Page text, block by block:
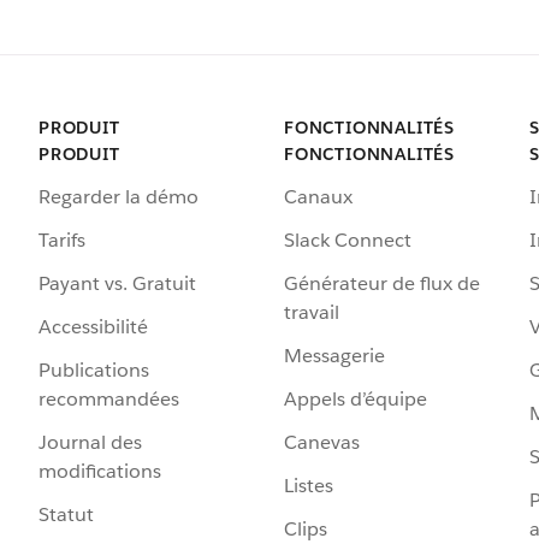
PRODUIT
PRODUIT
Regarder la démo
Tarifs
Payant vs. Gratuit
Accessibilité
Publications
recommandées
Journal des
modifications
Statut
FONCTIONNALITÉS
FONCTIONNALITÉS
Canaux
Slack Connect
Générateur de flux de
travail
Messagerie
Appels d’équipe
Canevas
Listes
Clips